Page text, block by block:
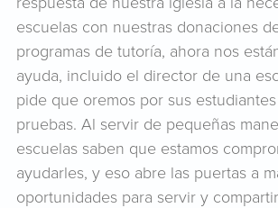
escuelas con nuestras donaciones
programas de tutoría, ahora nos
ayuda, incluido el director de una
pide que oremos por sus
pruebas. Al servir de pequeñas
escuelas saben que estamos
ayudarles, y eso abre las puertas a
oportunidades para servir y